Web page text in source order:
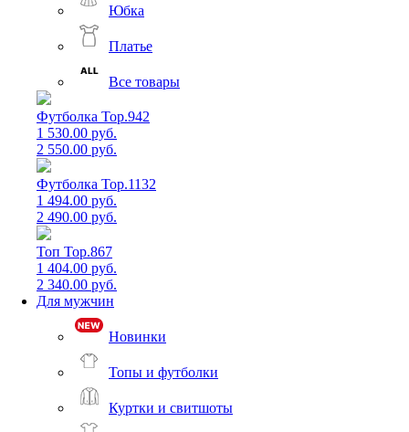
Юбка
Платье
Все товары
Футболка Top.942
1 530.00 руб.
2 550.00 руб.
Футболка Top.1132
1 494.00 руб.
2 490.00 руб.
Топ Top.867
1 404.00 руб.
2 340.00 руб.
Для мужчин
Новинки
Топы и футболки
Куртки и свитшоты